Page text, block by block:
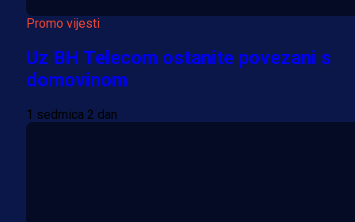
Promo vijesti
Uz BH Telecom ostanite povezani s
domovinom
1 sedmica 2 dan